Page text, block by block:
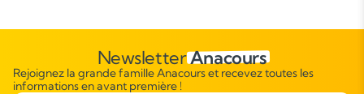
NewsletterAnacours
Rejoignez la grande famille Anacours et recevez toutes les
informations en avant première !